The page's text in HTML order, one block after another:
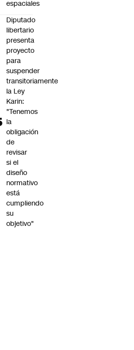
espaciales
Diputado
libertario
presenta
proyecto
para
suspender
transitoriamente
la Ley
Karin:
"Tenemos
la
obligación
de
revisar
si el
diseño
normativo
está
cumpliendo
su
objetivo"